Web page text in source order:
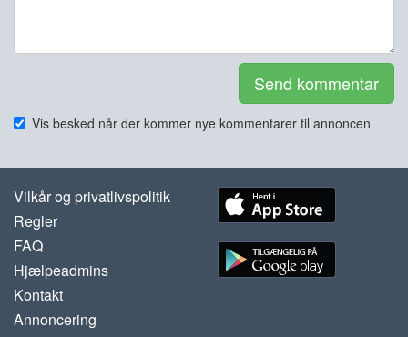
Send kommentar
Vis besked når der kommer nye kommentarer til annoncen
Vilkår og privatlivspolitik
Regler
FAQ
Hjælpeadmins
Kontakt
Annoncering